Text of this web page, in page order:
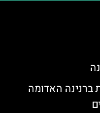
ברנינה האדומה